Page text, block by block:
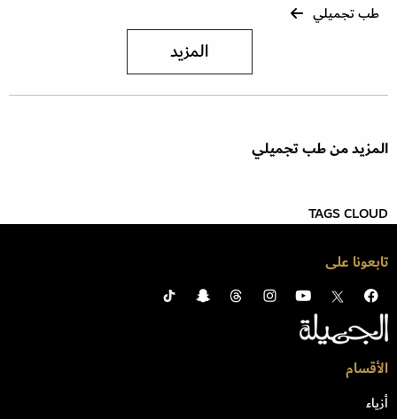
طب تجميلي
المزيد
المزيد من طب تجميلي
TAGS CLOUD
تابعونا على
الأقسام
أزياء